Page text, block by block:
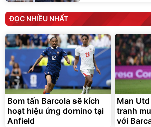
ĐỌC NHIỀU NHẤT
Bom tấn Barcola sẽ kích
hoạt hiệu ứng domino tại
Anfield
Man
tranh
với